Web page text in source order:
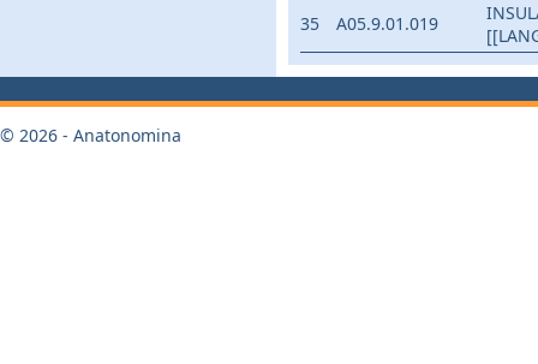
35
A05.9.01.019
© 2026 - Anatonomina